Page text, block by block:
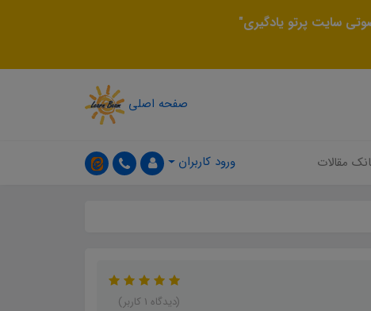
سایت پرتو یادگیری"
صفحه اصلی
مقالات ورود کاربران
(دیدگاه 1 کاربر)